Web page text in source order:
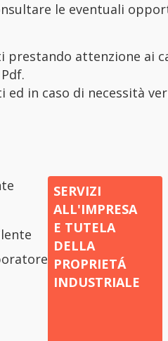
le eventuali
prestando attenzione ai
in caso di necessità
SERVIZI
ALL'IMPRESA
E TUTELA
DELLA
PROPRIETÁ
INDUSTRIALE